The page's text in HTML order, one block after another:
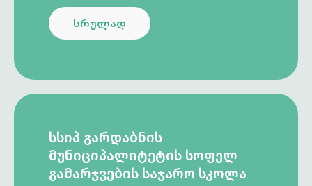
სრულად
ᲡᲡᲘᲞ ᲒᲐᲠᲓᲐᲑᲜᲘᲡ
ᲛᲣᲜᲘᲪᲘᲞᲐᲚᲘᲢᲔᲢᲘᲡ ᲡᲝᲤᲔᲚ
ᲒᲐᲛᲐᲠᲯᲕᲔᲑᲘᲡ ᲡᲐᲯᲐᲠᲝ ᲡᲙᲝᲚᲐ